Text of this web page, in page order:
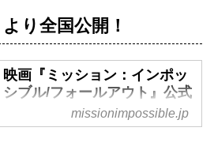
り全国公開！
映画『ミッション：インポッ
シブル/フォールアウト』公式
missionimpossible.jp